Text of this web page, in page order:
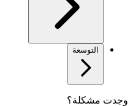
التوسعة
وجدت مشكلة؟